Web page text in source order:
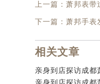
上一篇： 萧邦表带
下一篇： 萧邦手表
相关文章